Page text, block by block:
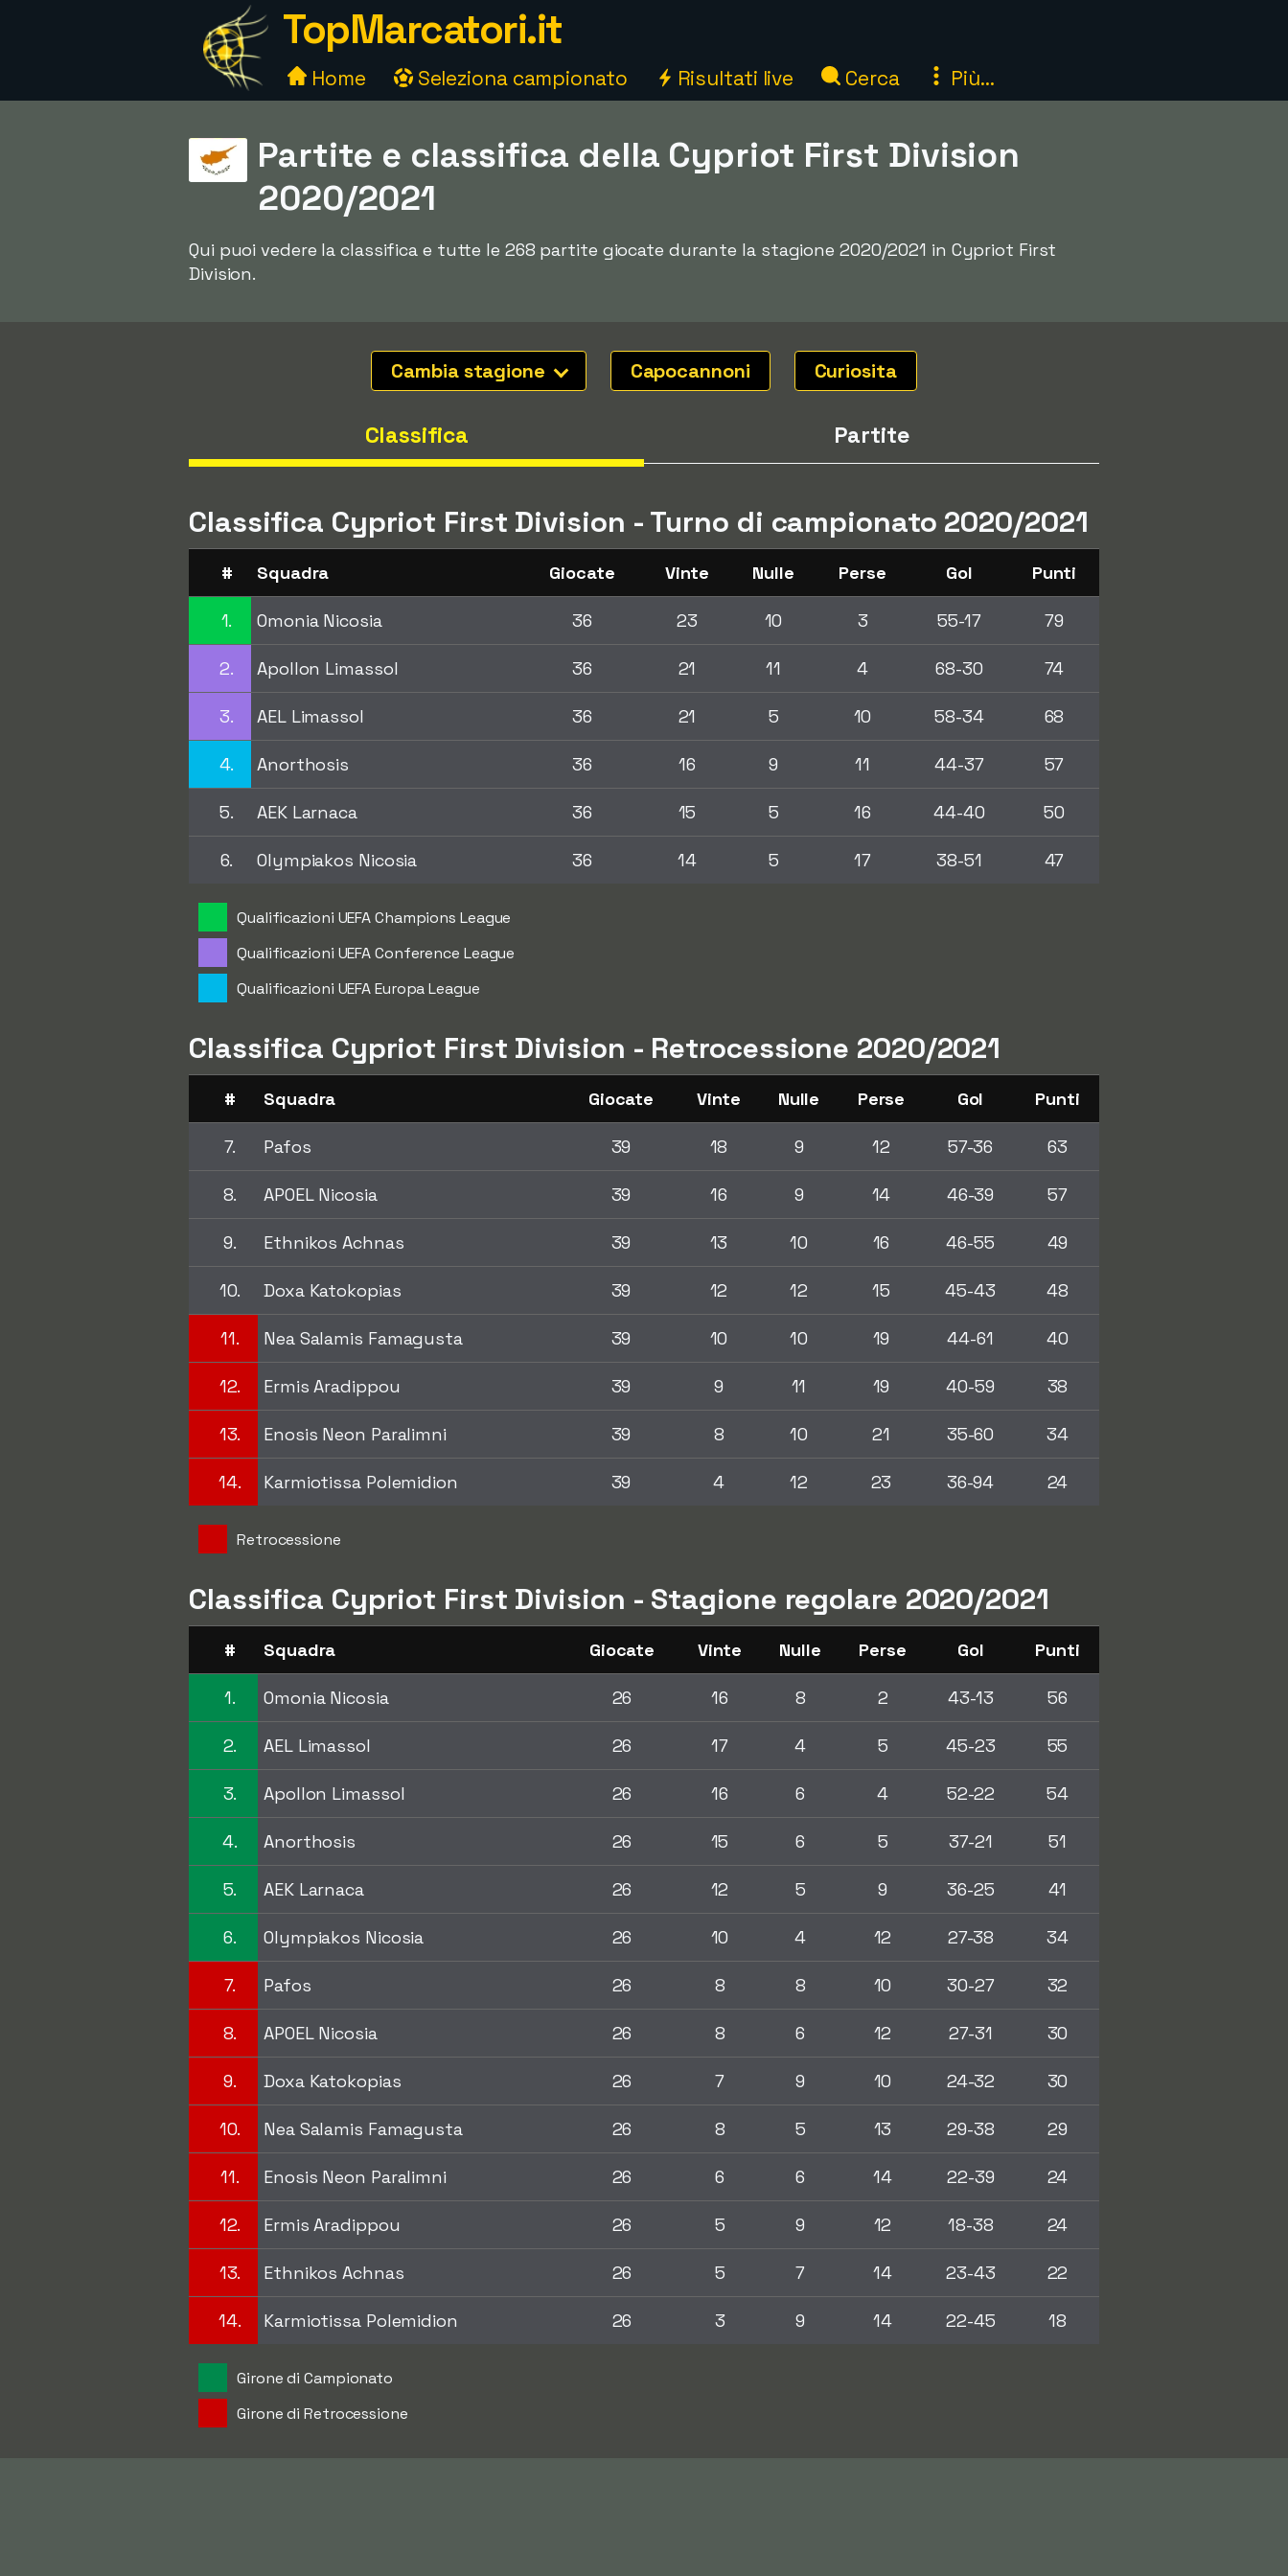
TopMarcatori.it
Home Seleziona campionato Risultati live Cerca Più...
Partite e classifica della Cypriot First Division
2020/2021
Qui puoi vedere la classifica e tutte le 268 partite giocate durante la stagione 2020/2021 in Cypriot First
Division.
Cambia stagione Capocannoni Curiosita
Classifica Partite
Classifica Cypriot First Division - Turno di campionato 2020/2021
# Squadra Giocate Vinte Nulle Perse Gol Punti
1. Omonia Nicosia 36 23 10 3 55-17 79
2. Apollon Limassol 36 21 11 4 68-30 74
3. AEL Limassol 36 21 5 10 58-34 68
4. Anorthosis 36 16 9 11 44-37 57
5. AEK Larnaca 36 15 5 16 44-40 50
6. Olympiakos Nicosia 36 14 5 17 38-51 47
Qualificazioni UEFA Champions League
Qualificazioni UEFA Conference League
Qualificazioni UEFA Europa League
Classifica Cypriot First Division - Retrocessione 2020/2021
# Squadra Giocate Vinte Nulle Perse Gol Punti
7. Pafos 39 18 9 12 57-36 63
8. APOEL Nicosia 39 16 9 14 46-39 57
9. Ethnikos Achnas 39 13 10 16 46-55 49
10. Doxa Katokopias 39 12 12 15 45-43 48
11. Nea Salamis Famagusta 39 10 10 19 44-61 40
12. Ermis Aradippou 39 9 11 19 40-59 38
13. Enosis Neon Paralimni 39 8 10 21 35-60 34
14. Karmiotissa Polemidion 39 4 12 23 36-94 24
Retrocessione
Classifica Cypriot First Division - Stagione regolare 2020/2021
# Squadra Giocate Vinte Nulle Perse Gol Punti
1. Omonia Nicosia 26 16 8 2 43-13 56
2. AEL Limassol 26 17 4 5 45-23 55
3. Apollon Limassol 26 16 6 4 52-22 54
4. Anorthosis 26 15 6 5 37-21 51
5. AEK Larnaca 26 12 5 9 36-25 41
6. Olympiakos Nicosia 26 10 4 12 27-38 34
7. Pafos 26 8 8 10 30-27 32
8. APOEL Nicosia 26 8 6 12 27-31 30
9. Doxa Katokopias 26 7 9 10 24-32 30
10. Nea Salamis Famagusta 26 8 5 13 29-38 29
11. Enosis Neon Paralimni 26 6 6 14 22-39 24
12. Ermis Aradippou 26 5 9 12 18-38 24
13. Ethnikos Achnas 26 5 7 14 23-43 22
14. Karmiotissa Polemidion 26 3 9 14 22-45 18
Girone di Campionato
Girone di Retrocessione